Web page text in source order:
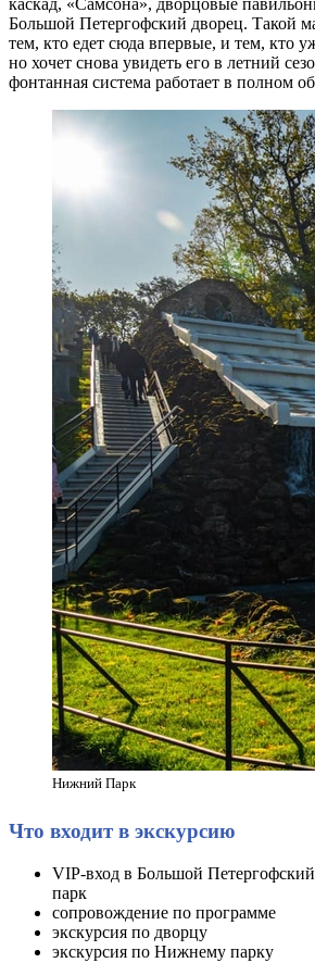
каскад, «Самсона», дворцовые
Большой Петергофский дворец. Такой
тем, кто едет сюда впервые, и тем, кто
но хочет снова увидеть его в летний
фонтанная система работает в полном
Нижний Парк
Что входит в экскурсию
VIP-вход в Большой
парк
сопровождение по программе
экскурсия по дворцу
экскурсия по Нижнему парку